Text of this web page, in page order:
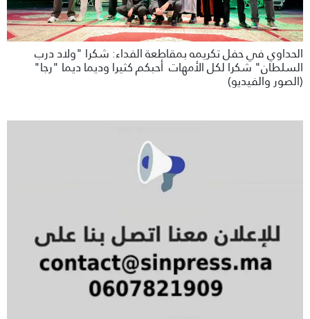
الحداوي في حفل تكريمه بمقاطعة الفداء: شكرا "ولاد درب
السلطان" شكرا لكل الأمهات أحبكم كثيرا وديما ديما "رجا"
(الصور والفيديو)